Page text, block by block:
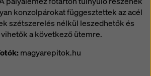
konzolpárokat függesztettek az acél
szétszerelés nélkül leszedhetők és
a következő ütemre.
magyarepitok.hu